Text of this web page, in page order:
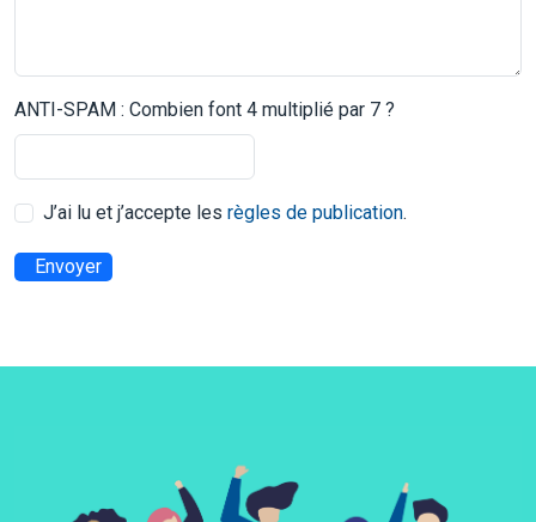
ANTI-SPAM : Combien font 4 multiplié par 7 ?
J’ai lu et j’accepte les règles de publication.
Envoyer